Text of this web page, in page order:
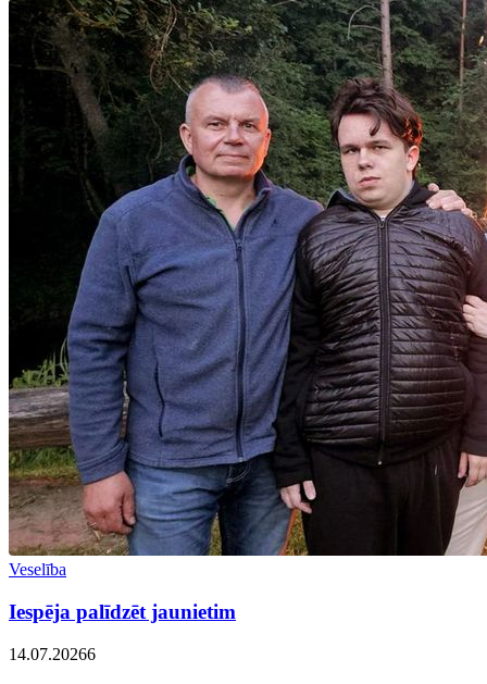
Veselība
Iespēja palīdzēt jaunietim
14.07.20266